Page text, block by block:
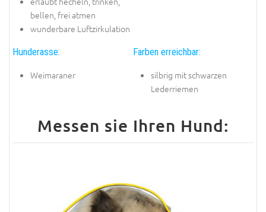
bellen, frei atmen
wunderbare Luftzirkulation
Hunderasse:
Weimaraner
Farben erreichbar:
silbrig mit schwarzen
Lederriemen
Messen sie Ihren Hund: